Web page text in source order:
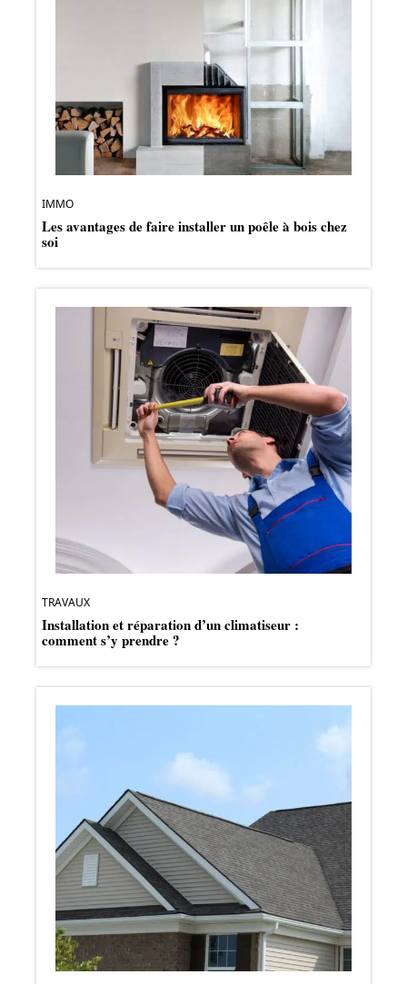
IMMO
Les avantages de faire installer un poêle à bois chez
soi
TRAVAUX
Installation et réparation d’un climatiseur :
comment s’y prendre ?